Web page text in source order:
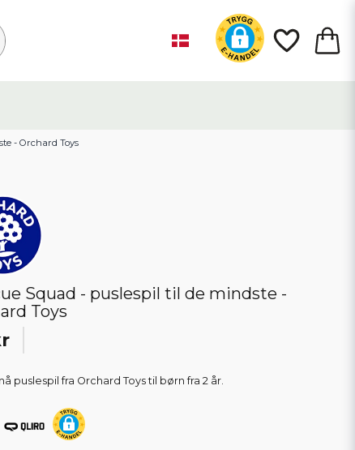
- Orchard Toys
Squad - puslespil til de mindste -
Toys
puslespil fra Orchard Toys til børn fra 2 år.